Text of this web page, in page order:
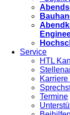
Service
HTL
Termine